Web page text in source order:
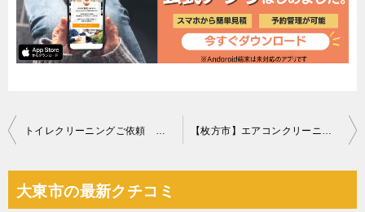
投
ナ
ビ
大東市の最新クチコミ